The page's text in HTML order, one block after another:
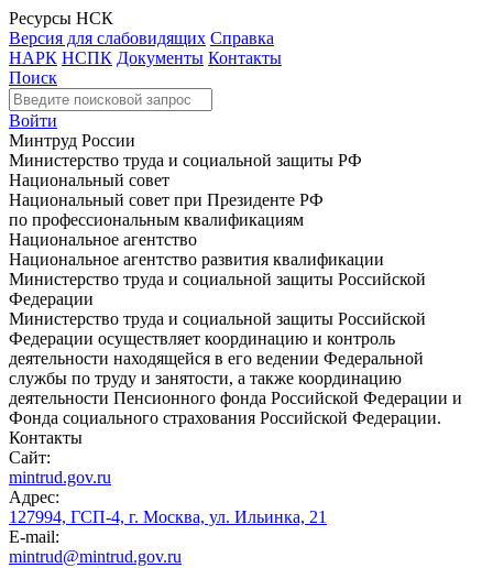
Ресурсы НСК
Версия для слабовидящих Справка
НАРК НСПК Документы Контакты
Поиск
Войти
Минтруд России
Министерство труда и социальной защиты РФ
Национальный совет
Национальный совет при Президенте РФ
по профессиональным квалификациям
Национальное агентство
Национальное агентство развития квалификации
Министерство труда и социальной защиты Российской
Федерации
Министерство труда и социальной защиты Российской
Федерации осуществляет координацию и контроль
деятельности находящейся в его ведении Федеральной
службы по труду и занятости, а также координацию
деятельности Пенсионного фонда Российской Федерации и
Фонда социального страхования Российской Федерации.
Контакты
Сайт:
mintrud.gov.ru
Адрес:
127994, ГСП-4, г. Москва, ул. Ильинка, 21
E-mail:
mintrud@mintrud.gov.ru